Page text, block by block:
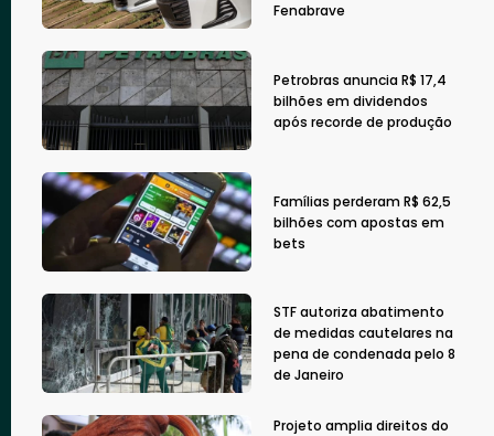
Fenabrave
Petrobras anuncia R$ 17,4
bilhões em dividendos
após recorde de produção
Famílias perderam R$ 62,5
bilhões com apostas em
bets
STF autoriza abatimento
de medidas cautelares na
pena de condenada pelo 8
de Janeiro
Projeto amplia direitos do